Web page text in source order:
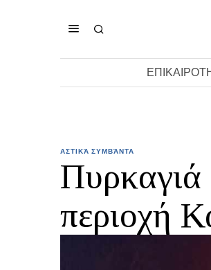
ΑΣΤΙΚΆ ΣΥΜΒΆΝΤΑ
Πυρκαγιά
περιοχή